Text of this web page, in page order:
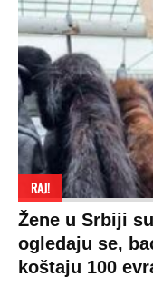
VESTI
Politika
Društvo
Hronika
Ekonomija
Beograd
Zasadi drvo
Kosovo
Sudbine
Rijaliti
Zvezde
Holivud
Kviz
LIFESTYLE
Život